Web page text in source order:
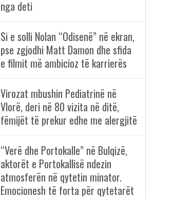
nga deti
Si e solli Nolan “Odisenë” në ekran,
pse zgjodhi Matt Damon dhe sfida
e filmit më ambicioz të karrierës
Virozat mbushin Pediatrinë në
Vlorë, deri në 80 vizita në ditë,
fëmijët të prekur edhe me alergjitë
“Verë dhe Portokalle” në Bulqizë,
aktorët e Portokallisë ndezin
atmosferën në qytetin minator.
Emocionesh të forta për qytetarët